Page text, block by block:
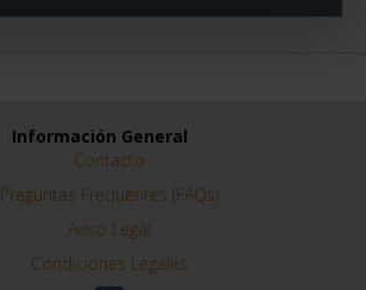
Información General
Contacto
Preguntas Frequentes (FAQs)
Aviso Legal
Condiciones Legales